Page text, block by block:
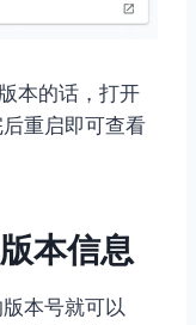
本的话，打开
重启即可查看
本信息
本号就可以